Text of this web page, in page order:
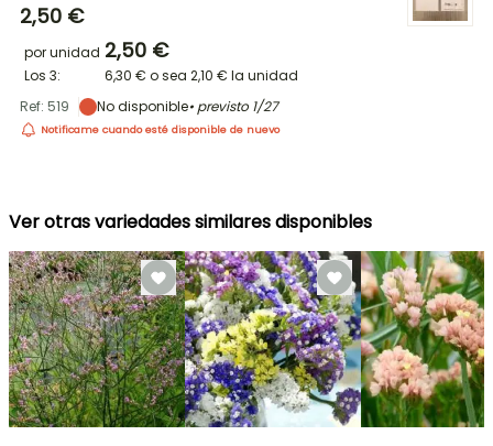
2,50 €
por unidad 2,50 €
Los 3: 6,30 € o sea 2,10 € la unidad
Ref: 519
No disponible• previsto 1/27
Notificame cuando esté disponible de nuevo
Ver otras variedades similares disponibles